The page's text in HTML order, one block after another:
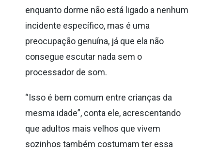
enquanto dorme não está ligado a nenhum
incidente específico, mas é uma
preocupação genuína, já que ela não
consegue escutar nada sem o
processador de som.
“Isso é bem comum entre crianças da
mesma idade”, conta ele, acrescentando
que adultos mais velhos que vivem
sozinhos também costumam ter essa